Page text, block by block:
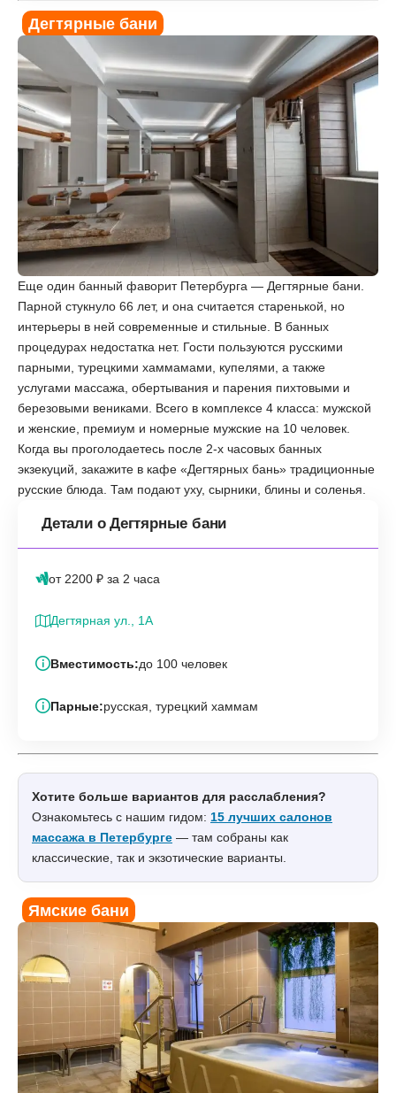
Дегтярные бани
Еще один банный фаворит Петербурга — Дегтярные бани.
Парной стукнуло 66 лет, и она считается старенькой, но
интерьеры в ней современные и стильные. В банных
процедурах недостатка нет. Гости пользуются русскими
парными, турецкими хаммамами, купелями, а также
услугами массажа, обертывания и парения пихтовыми и
березовыми вениками. Всего в комплексе 4 класса: мужской
и женские, премиум и номерные мужские на 10 человек.
Когда вы проголодаетесь после 2-х часовых банных
экзекуций, закажите в кафе «Дегтярных бань» традиционные
русские блюда. Там подают уху, сырники, блины и соленья.
Детали о Дегтярные бани
от 2200 ₽ за 2 часа
Дегтярная ул., 1А
Вместимость:до 100 человек
Парные:русская, турецкий хаммам
Хотите больше вариантов для расслабления?
Ознакомьтесь с нашим гидом: 15 лучших салонов
массажа в Петербурге — там собраны как
классические, так и экзотические варианты.
Ямские бани